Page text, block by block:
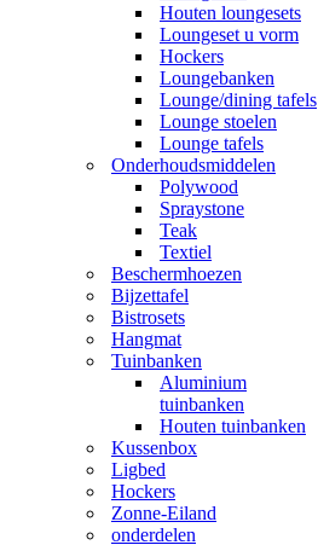
Houten loungesets
Loungeset u vorm
Hockers
Loungebanken
Lounge/dining tafels
Lounge stoelen
Lounge tafels
Onderhoudsmiddelen
Polywood
Spraystone
Teak
Textiel
Beschermhoezen
Bijzettafel
Bistrosets
Hangmat
Tuinbanken
Aluminium
tuinbanken
Houten tuinbanken
Kussenbox
Ligbed
Hockers
Zonne-Eiland
onderdelen